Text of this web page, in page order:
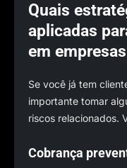
Quais
aplicadas
em
Se você já tem
importante tomar
riscos relacionados.
Cobrança